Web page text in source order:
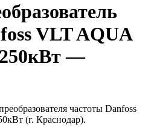
VLT AQUA
—
частоты Danfoss
(г. Краснодар).